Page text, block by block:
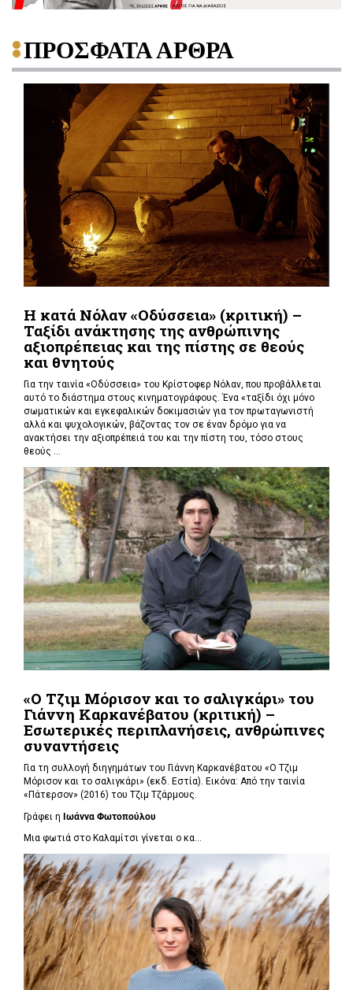
ΠΡΟΣΦΑΤΑ ΑΡΘΡΑ
Η κατά Νόλαν «Οδύσσεια» (κριτική) –
Ταξίδι ανάκτησης της ανθρώπινης
αξιοπρέπειας και της πίστης σε θεούς
και θνητούς
Για την ταινία «Οδύσσεια» του Κρίστοφερ Νόλαν,που προβάλλεται
αυτό το διάστημα στους κινηματογράφους. Ένα «ταξίδι όχι μόνο
σωματικών και εγκεφαλικών δοκιμασιών για τον πρωταγωνιστή
αλλά και ψυχολογικών, βάζοντας τον σε έναν δρόμο για να
ανακτήσει την αξιοπρέπειά του και την πίστη του, τόσο στους
θεούς ...
«Ο Τζιμ Μόρισον και το σαλιγκάρι» του
Γιάννη Καρκανέβατου (κριτική) –
Εσωτερικές περιπλανήσεις, ανθρώπινες
συναντήσεις
Για τη συλλογή διηγημάτων του Γιάννη Καρκανέβατου «Ο Τζιμ
Μόρισον και το σαλιγκάρι» (εκδ. Εστία). Εικόνα: Από την ταινία
«Πάτερσον» (2016) του Τζιμ Τζάρμους.
Γράφει η Ιωάννα Φωτοπούλου
Μια φωτιά στο Καλαμίτσι γίνεται ο κα...